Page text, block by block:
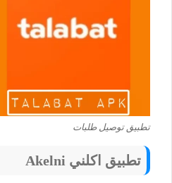
تطبيق توصيل طلبات
تطبيق اكلني Akelni